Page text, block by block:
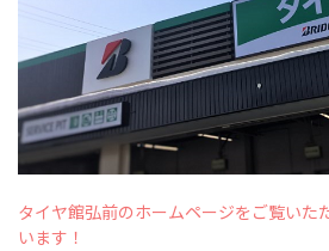
タイヤ館弘前のホームページをご覧いた
います！